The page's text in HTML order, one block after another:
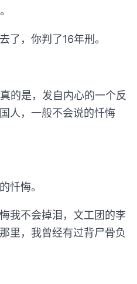
，你判了16年刑。
是，发自内心的一个反
人，一般不会说的忏悔
悔。
不会掉泪，文工团的李
里，我曾经有过背尸骨负